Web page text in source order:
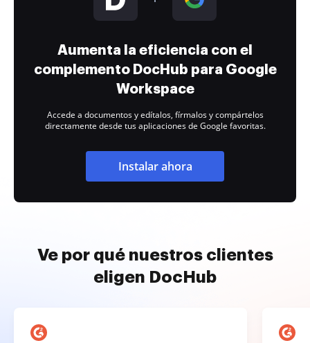
Aumenta la eficiencia con el
complemento DocHub para Google
Workspace
Accede a documentos y edítalos, fírmalos y compártelos
directamente desde tus aplicaciones de Google favoritas.
Instalar ahora
Ve por qué nuestros clientes
eligen DocHub